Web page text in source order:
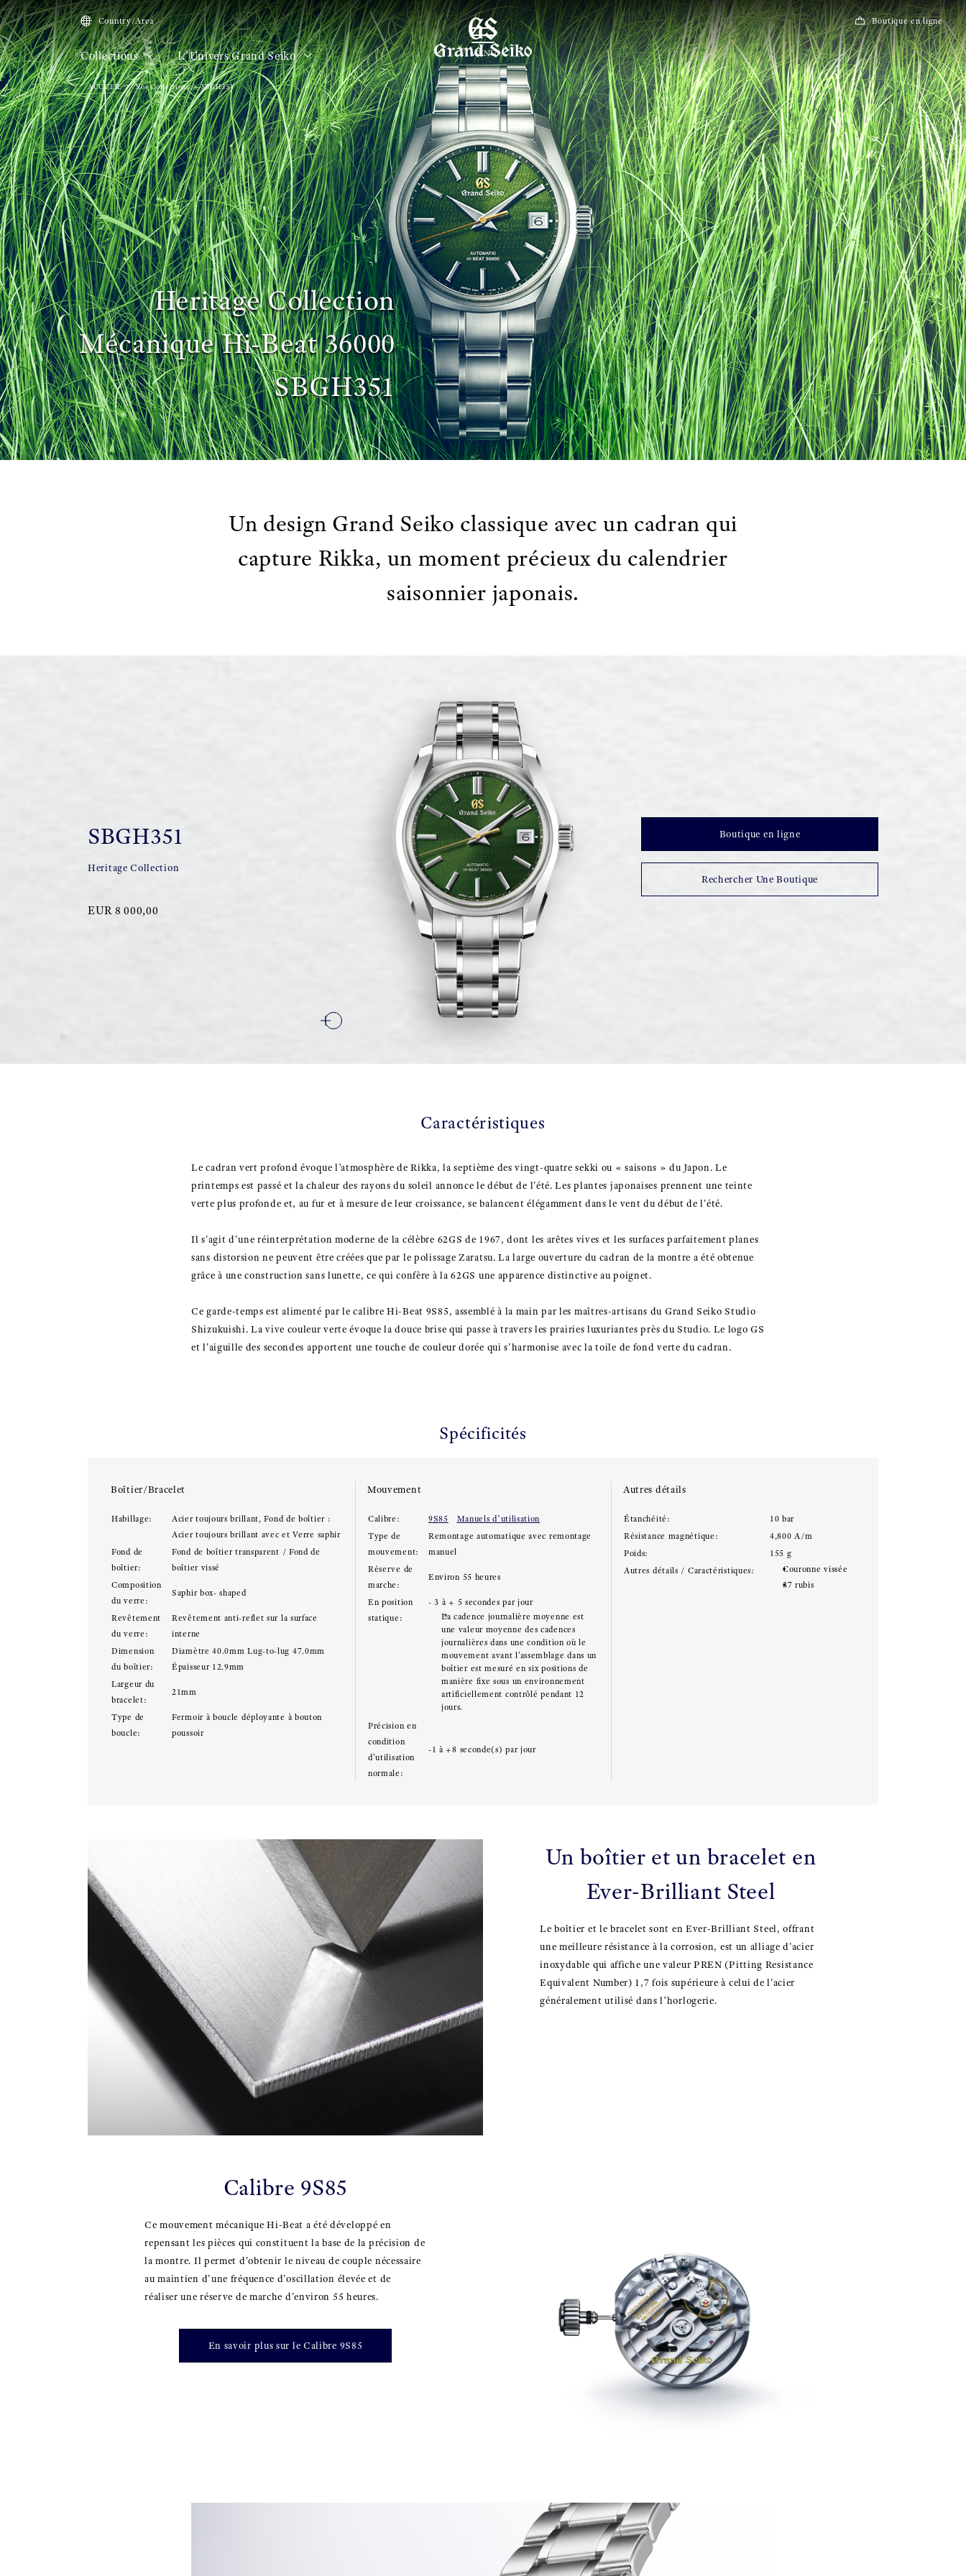
MENU
Country/Area
Collections L’Univers Grand Seiko
Boutique en ligne
Heritage Collection
Mécanique Hi-Beat 36000
SBGH351
ACCUEIL Nos Collections SBGH351
Un design Grand Seiko classique avec un cadran qui
capture Rikka, un moment précieux du calendrier
saisonnier japonais.
SBGH351
Heritage Collection
EUR 8 000,00
Boutique en ligne
Rechercher Une Boutique
Caractéristiques
Le cadran vert profond évoque l’atmosphère de Rikka, la septième des vingt-quatre sekki ou « saisons » du Japon. Le
printemps est passé et la chaleur des rayons du soleil annonce le début de l'été. Les plantes japonaises prennent une teinte
verte plus profonde et, au fur et à mesure de leur croissance, se balancent élégamment dans le vent du début de l'été.
Il s'agit d'une réinterprétation moderne de la célèbre 62GS de 1967, dont les arêtes vives et les surfaces parfaitement planes
sans distorsion ne peuvent être créées que par le polissage Zaratsu. La large ouverture du cadran de la montre a été obtenue
grâce à une construction sans lunette, ce qui confère à la 62GS une apparence distinctive au poignet.
Ce garde-temps est alimenté par le calibre Hi-Beat 9S85, assemblé à la main par les maîtres-artisans du Grand Seiko Studio
Shizukuishi. La vive couleur verte évoque la douce brise qui passe à travers les prairies luxuriantes près du Studio. Le logo GS
et l'aiguille des secondes apportent une touche de couleur dorée qui s'harmonise avec la toile de fond verte du cadran.
Spécificités
Boîtier/Bracelet
Habillage:
Acier toujours brillant, Fond de boîtier :
Acier toujours brillant avec et Verre saphir
Fond de
boîtier:
Fond de boîtier transparent / Fond de
boîtier vissé
Composition
du verre:
Saphir box- shaped
Revêtement
du verre:
Revêtement anti-reflet sur la surface
interne
Dimension
du boîtier:
Diamètre 40.0mm Lug-to-lug 47.0mm
Épaisseur 12.9mm
Largeur du
bracelet:
21mm
Type de
boucle:
Fermoir à boucle déployante à bouton
poussoir
Mouvement
Calibre: 9S85
Manuels d’utilisation
Type de
mouvement:
Remontage automatique avec remontage
manuel
Réserve de
marche:
Environ 55 heures
En position
statique:
- 3 à + 5 secondes par jour
La cadence journalière moyenne est
une valeur moyenne des cadences
journalières dans une condition où le
mouvement avant l'assemblage dans un
boîtier est mesuré en six positions de
manière fixe sous un environnement
artificiellement contrôlé pendant 12
jours.
Précision en
condition
d'utilisation
normale:
-1 à +8 seconde(s) par jour
Autres détails
Étanchéité:
10 bar
Résistance magnétique:
4,800 A/m
Poids:
155 g
Autres détails / Caractéristiques:
Couronne vissée
37 rubis
Un boîtier et un bracelet en
Ever-Brilliant Steel
Le boîtier et le bracelet sont en Ever-Brilliant Steel, offrant
une meilleure résistance à la corrosion, est un alliage d'acier
inoxydable qui affiche une valeur PREN (Pitting Resistance
Equivalent Number) 1,7 fois supérieure à celui de l'acier
généralement utilisé dans l’horlogerie.
Calibre 9S85
Ce mouvement mécanique Hi-Beat a été développé en
repensant les pièces qui constituent la base de la précision de
la montre. Il permet d'obtenir le niveau de couple nécessaire
au maintien d'une fréquence d'oscillation élevée et de
réaliser une réserve de marche d'environ 55 heures.
En savoir plus sur le Calibre 9S85